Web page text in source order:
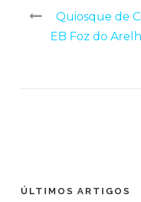
Quiosque de
EB Foz do
ÚLTIMOS ARTIGOS